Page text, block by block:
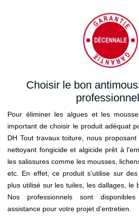
Choisir le bon
Pour éliminer les algues et les
important de choisir le produit adéquat
DH Tout travaux toiture, nous
nettoyant fongicide et algicide prêt à
les salissures comme les mousses,
etc. En effet, ce produit s’utilise sur
plus utilisé sur les tuiles, les dallages, le
Nos professionnels sont
assistance pour votre projet d’entretien.